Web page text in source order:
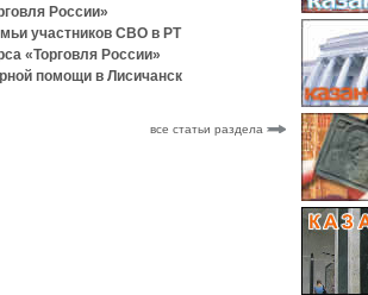
России»
участников СВО в РТ
«Торговля России»
помощи в Лисичанск
все статьи раздела